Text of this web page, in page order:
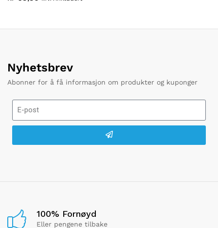
Nyhetsbrev
Abonner for å få informasjon om produkter og kuponger
100% Fornøyd
Eller pengene tilbake